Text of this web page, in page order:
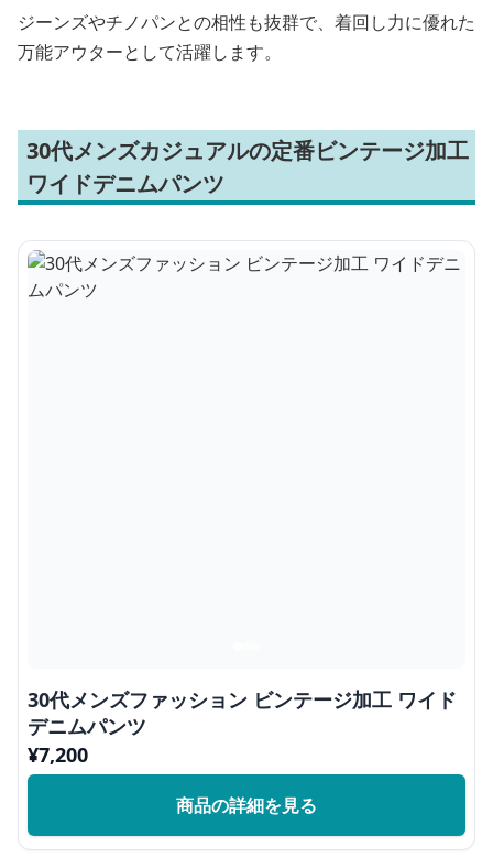
ジーンズやチノパンとの相性も抜群で、着回し力に優れた
万能アウターとして活躍します。
30代メンズカジュアルの定番ビンテージ加工
ワイドデニムパンツ
30代メンズファッション ビンテージ加工 ワイド
デニムパンツ
¥7,200
商品の詳細を見る